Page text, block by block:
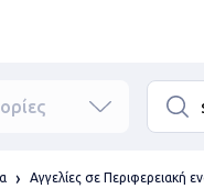
Αγγελίες σε Περιφερειακή